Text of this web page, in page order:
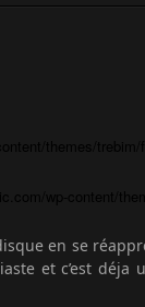
themes/trebim/
wp-content/
en se
et c’est déja